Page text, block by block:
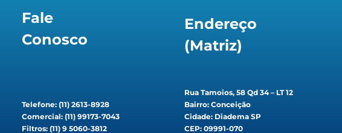
Fale
Conosco
Telefone: (11) 2613-8928
Comercial: (11) 99173-7043
Filtros: (11) 9 5060-3812
Endereço
(Matriz)
Rua Tamoios, 58 Qd 34 – LT 12
Bairro: Conceição
Cidade: Diadema SP
CEP: 09991-070